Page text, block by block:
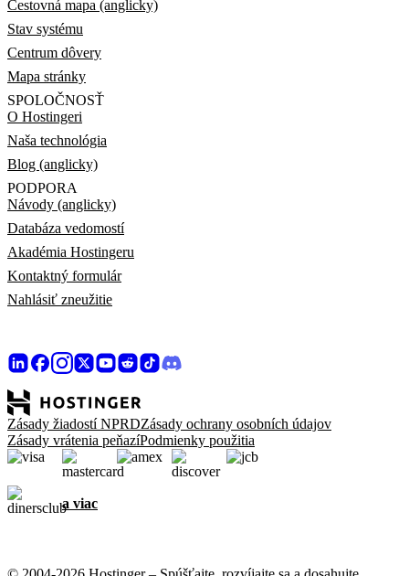
Cestovná mapa (anglicky)
Stav systému
Centrum dôvery
Mapa stránky
SPOLOČNOSŤ
O Hostingeri
Naša technológia
Blog (anglicky)
PODPORA
Návody (anglicky)
Databáza vedomostí
Akadémia Hostingeru
Kontaktný formulár
Nahlásiť zneužitie
Zásady žiadostí NPRDZásady ochrany osobních údajov
Zásady vrátenia peňazíPodmienky použitia
a viac